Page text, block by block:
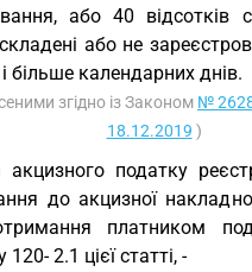
або 40 відсотків
або не
і більше календарних днів.
згідно із Законом №
18.12.2019 )
податку
до акцизної
платником
2.1 цієї статті, -